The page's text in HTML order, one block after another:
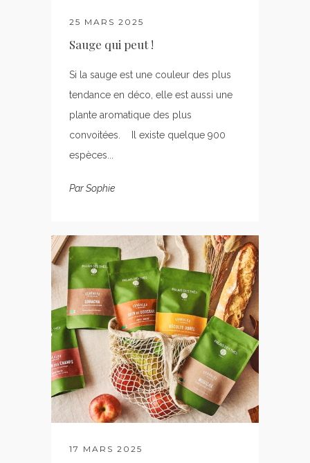
25 MARS 2025
Sauge qui peut !
Si la sauge est une couleur des plus
tendance en déco, elle est aussi une
plante aromatique des plus
convoitées. Il existe quelque 900
espèces...
ParSophie
17 MARS 2025